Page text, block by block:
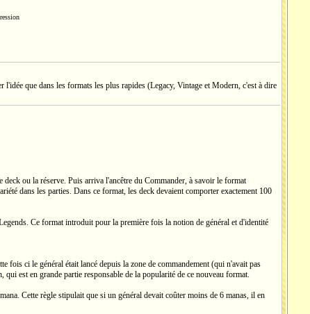
que dans les formats les plus rapides (Legacy, Vintage et Modern, c'est à dire
ou la réserve. Puis arriva l'ancêtre du Commander, à savoir le format
dans les parties. Dans ce format, les deck devaient comporter exactement 100
Ce format introduit pour la première fois la notion de général et d'identité
ci le général était lancé depuis la zone de commandement (qui n'avait pas
est en grande partie responsable de la popularité de ce nouveau format.
Cette règle stipulait que si un général devait coûter moins de 6 manas, il en